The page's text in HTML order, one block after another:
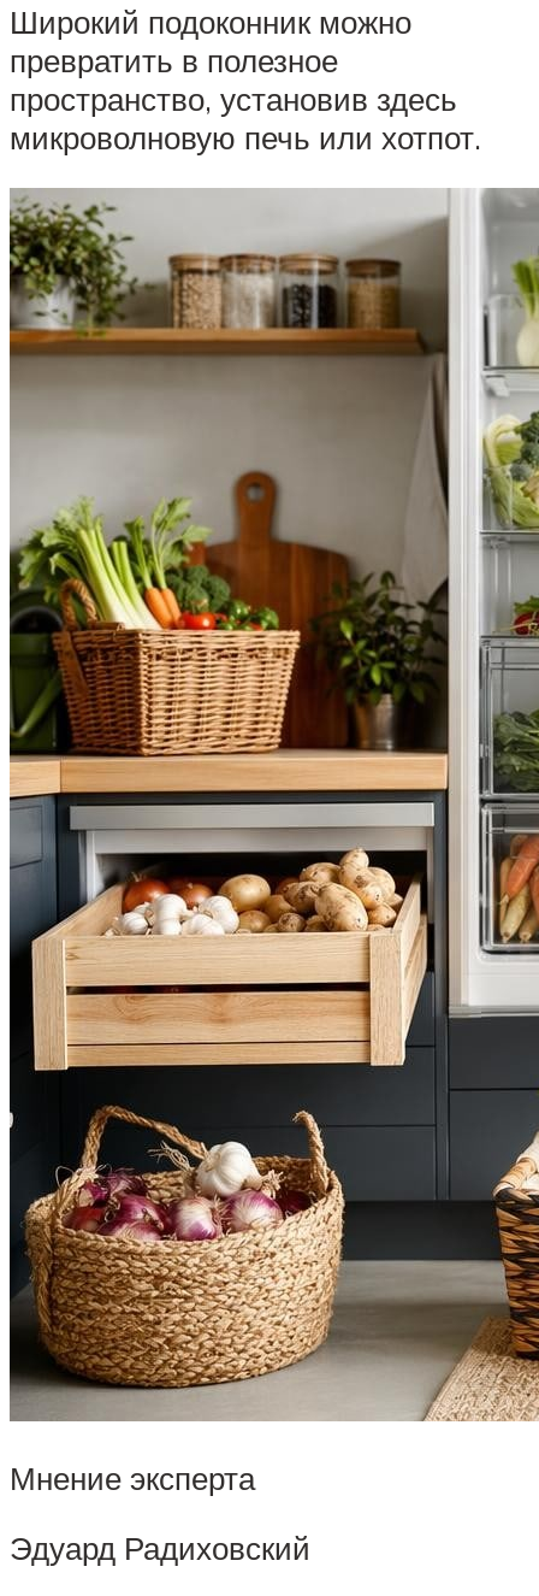
Широкий подоконник можно
превратить в полезное
пространство, установив здесь
микроволновую печь или хотпот.
Мнение эксперта
Эдуард Радиховский